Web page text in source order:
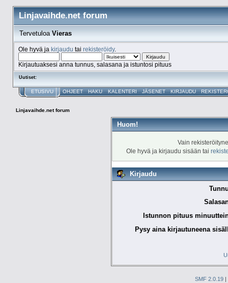
Linjavaihde.net forum
TervetuloaVieras
Ole hyvä ja kirjaudu tai rekisteröidy.
Kirjautuaksesi anna tunnus, salasana ja istuntosi pituus
Uutiset:
ETUSIVU OHJEET HAKU KALENTERI JÄSENET KIRJAUDU
Linjavaihde.net forum
Huom!
Vain
Ole hyvä ja kirjaudu sisään tai
Kirjaudu
Istunnon pituus
Pysy aina kirjautuneena
SMF 2.0.19